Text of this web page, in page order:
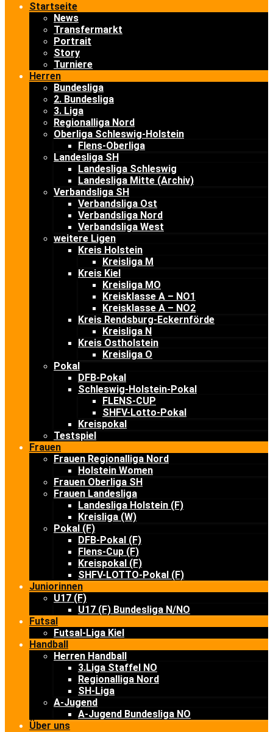
Startseite
News
Transfermarkt
Portrait
Story
Turniere
Herren
Bundesliga
2. Bundesliga
3. Liga
Regionalliga Nord
Oberliga Schleswig-Holstein
Flens-Oberliga
Landesliga SH
Landesliga Schleswig
Landesliga Mitte (Archiv)
Verbandsliga SH
Verbandsliga Ost
Verbandsliga Nord
Verbandsliga West
weitere Ligen
Kreis Holstein
Kreisliga M
Kreis Kiel
Kreisliga MO
Kreisklasse A – NO1
Kreisklasse A – NO2
Kreis Rendsburg-Eckernförde
Kreisliga N
Kreis Ostholstein
Kreisliga O
Pokal
DFB-Pokal
Schleswig-Holstein-Pokal
FLENS-CUP
SHFV-Lotto-Pokal
Kreispokal
Testspiel
Frauen
Frauen Regionalliga Nord
Holstein Women
Frauen Oberliga SH
Frauen Landesliga
Landesliga Holstein (F)
Kreisliga (W)
Pokal (F)
DFB-Pokal (F)
Flens-Cup (F)
Kreispokal (F)
SHFV-LOTTO-Pokal (F)
Juniorinnen
U17 (F)
U17 (F) Bundesliga N/NO
Futsal
Futsal-Liga Kiel
Handball
Herren Handball
3.Liga Staffel NO
Regionalliga Nord
SH-Liga
A-Jugend
A-Jugend Bundesliga NO
Über uns